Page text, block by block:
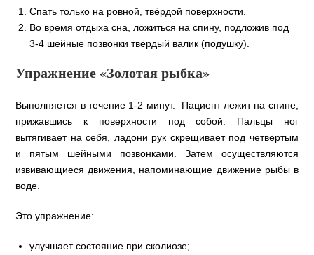
Спать только на ровной, твёрдой поверхности.
Во время отдыха сна, ложиться на спину, подложив под
3-4 шейные позвонки твёрдый валик (подушку).
Упражнение «Золотая рыбка»
Выполняется в течение 1-2 минут. Пациент лежит на спине,
прижавшись к поверхности под собой. Пальцы ног
вытягивает на себя, ладони рук скрещивает под четвёртым
и пятым шейными позвонками. Затем осуществляются
извивающиеся движения, напоминающие движение рыбы в
воде.
Это упражнение:
улучшает состояние при сколиозе;